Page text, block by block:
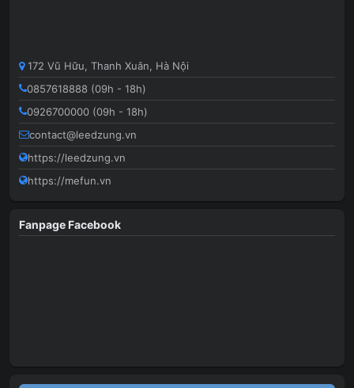
172 Vũ Hữu, Thanh Xuân, Hà Nội
0857618888 (09h - 18h)
0926700000 (09h - 18h)
contact@leedzung.vn
https://leedzung.vn
https://mefun.vn
Fanpage Facebook